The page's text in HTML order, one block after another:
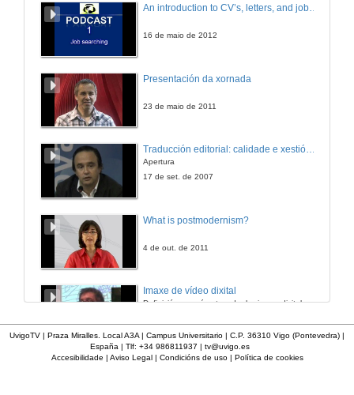
Tema 6
Tema 7
Peche CINDU 2015
IV Congreso Internacional de Docencia Universitaria
An introduction to CV’s, letters, and job searching
16 de maio de 2012
Presentación da xornada
23 de maio de 2011
Traducción editorial: calidade e xestión de proxectos
Apertura
17 de set. de 2007
What is postmodernism?
4 de out. de 2011
Imaxe de vídeo dixital
Definición e parámetros dunha imaxe dixital. Resolución e Aspecto. Profundidade da cor. Compresión. Frame por segundo. Entrelazado. Campos, cadros
Inauguración
UvigoTV | Praza Miralles. Local A3A | Campus Universitario | C.P. 36310 Vigo (Pontevedra) |
España | Tlf: +34 986811937 | tv@uvigo.es
Accesibilidade | Aviso Legal| Condicións de uso| Política de cookies